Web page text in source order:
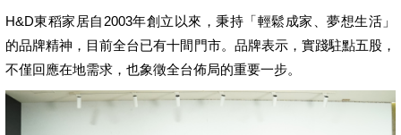
H&D東稻家居自2003年創立以來，秉持「輕鬆成家、夢想生活」
的品牌精神，目前全台已有十間門市。品牌表示，實踐駐點五股，
不僅回應在地需求，也象徵全台佈局的重要一步。